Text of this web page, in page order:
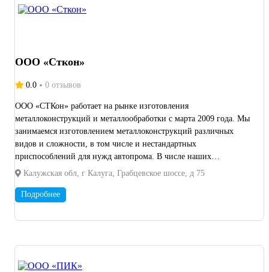
ООО «Сткон»
0.0 0 отзывов
ООО «СТКон» работает на рынке изготовления
металлоконструкций и металлообработки с марта 2009 года. Мы
занимаемся изготовлением металлоконструкций различных
видов и сложности, в том числе и нестандартных
приспособлений для нужд автопрома. В числе наших
постоянных заказчиков ООО «Фольксваген Груп Рус», ЗАО
Восток», ООО «ЛИР», ООО «Фуяо стекло Рус», ООО «Дюрр
Северсталь Калуга». Имеем рекомендательные письма от
направление деятельности нашей компании ремонт и монтаж
предприятия включают в себя: Сварочный участок (аппараты
Калужская обл, г Калуга, Грабцевское шоссе, д 75
Подробнее